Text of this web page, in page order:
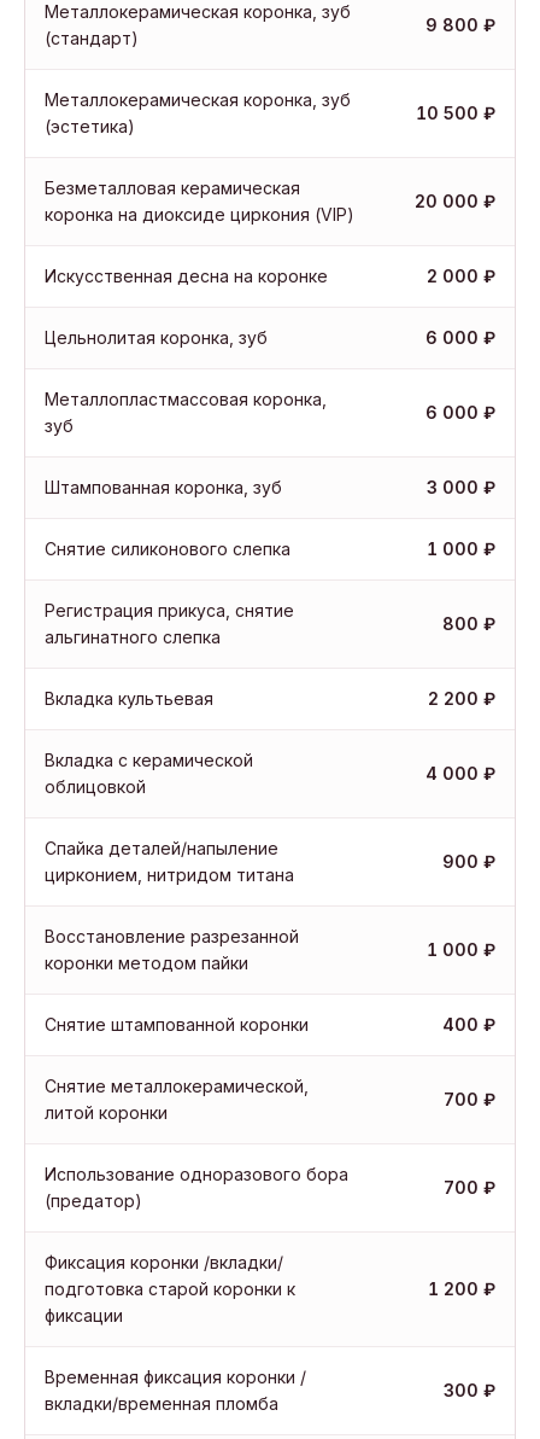
Металлокерамическая коронка, зуб
(стандарт)
9 800 ₽
Металлокерамическая коронка, зуб
(эстетика)
10 500 ₽
Безметалловая керамическая
коронка на диоксиде циркония (VIP)
20 000 ₽
Искусственная десна на коронке 2 000 ₽
Цельнолитая коронка, зуб 6 000 ₽
Металлопластмассовая коронка,
зуб
6 000 ₽
Штампованная коронка, зуб 3 000 ₽
Снятие силиконового слепка 1 000 ₽
Регистрация прикуса, снятие
альгинатного слепка
800 ₽
Вкладка культьевая 2 200 ₽
Вкладка с керамической
облицовкой
4 000 ₽
Спайка деталей/напыление
цирконием, нитридом титана
900 ₽
Восстановление разрезанной
коронки методом пайки
1 000 ₽
Снятие штампованной коронки 400 ₽
Снятие металлокерамической,
литой коронки
700 ₽
Использование одноразового бора
(предатор)
700 ₽
Фиксация коронки /вкладки/
подготовка старой коронки к
фиксации
1 200 ₽
Временная фиксация коронки /
вкладки/временная пломба
300 ₽